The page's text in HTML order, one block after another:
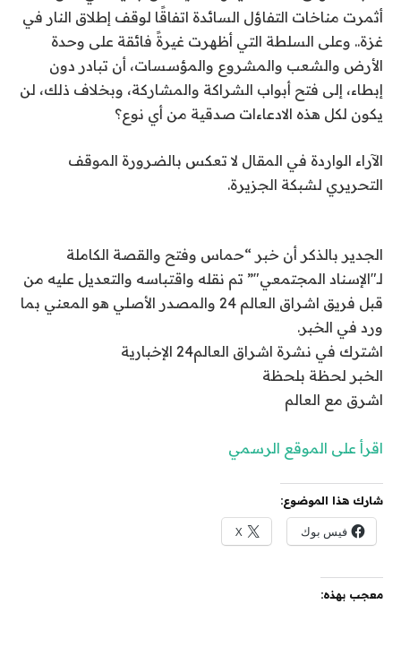
أثمرت مناخات التفاؤل السائدة اتفاقًا لوقف إطلاق النار في
غزة.. وعلى السلطة التي أظهرت غيرةً فائقة على وحدة
الأرض والشعب والمشروع والمؤسسات، أن تبادر دون
إبطاء، إلى فتح أبواب الشراكة والمشاركة، وبخلاف ذلك، لن
يكون لكل هذه الادعاءات صدقية من أي نوع؟
الآراء الواردة في المقال لا تعكس بالضرورة الموقف
التحريري لشبكة الجزيرة.
الجدير بالذكر أن خبر “حماس وفتح والقصة الكاملة
لـ"الإسناد المجتمعي"” تم نقله واقتباسه والتعديل عليه من
قبل فريق اشراق العالم 24 والمصدر الأصلي هو المعني بما
ورد في الخبر.
اشترك في نشرة اشراق العالم24 الإخبارية
الخبر لحظة بلحظة
اشرق مع العالم
اقرأ على الموقع الرسمي
شارك هذا الموضوع:
فيس بوك X
معجب بهذه: